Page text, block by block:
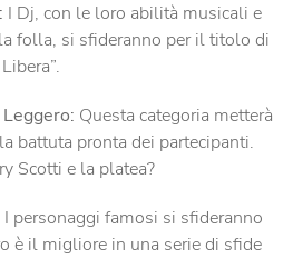
I Dj, con le loro abilità musicali e
folla, si sfideranno per il titolo di
Questa categoria metterà
battuta pronta dei partecipanti.
Scotti e la platea?
I personaggi famosi si sfideranno
è il migliore in una serie di sfide